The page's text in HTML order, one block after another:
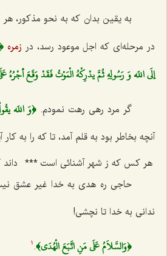
به یقین بدان كه به نحو مذكور،
در مرحله‌ای كه اجل موعود رسد، در زمره
إلَي اللَه وَ رَسُولِهِ ثُمَّ يدْرِكْهُ الْمَوْتُ فَقَدْ وَقَعَ أجْرُهُ
گر مرد رهی رهت نمودم. ﴿وَ اللَه
آنچه بخاطر بود به قلم آمد، تا كه را به كار
هر كس كه ز شهر آشنائی است ***
حاجی ره هدی به خدا غیر عشق
ندانی به خدا تا نچشی!
﴿وَالسَّلاَمُ عَلَي مَنِ اتَّبَعَ الْهُدَي﴾.
1